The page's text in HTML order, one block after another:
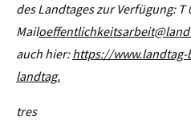
des Landtages zur Verfügung: T
Mail
auch hier:https://
landtag.
tres